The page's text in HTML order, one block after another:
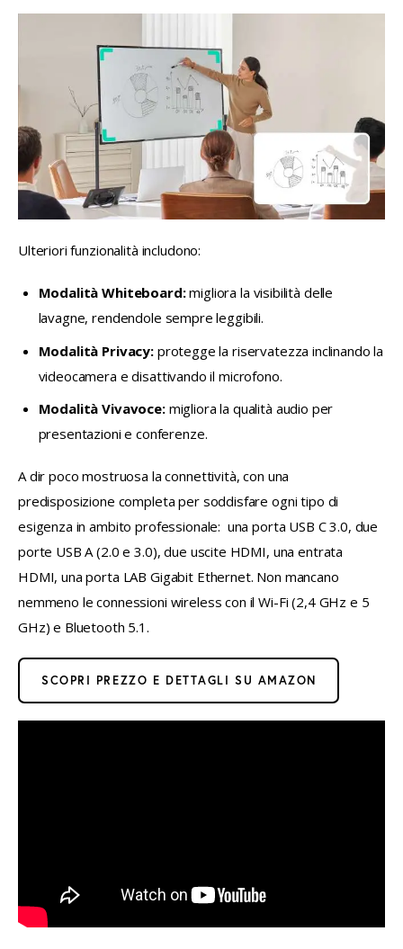
Ulteriori funzionalità includono:
Modalità Whiteboard:migliora la visibilità delle
lavagne, rendendole sempre leggibili.
Modalità Privacy:protegge la riservatezza inclinando la
videocamera e disattivando il microfono.
Modalità Vivavoce:migliora la qualità audio per
presentazioni e conferenze.
A dir poco mostruosa la connettività, con una
predisposizione completa per soddisfare ogni tipo di
esigenza in ambito professionale:  una porta USB C 3.0, due
porte USB A (2.0 e 3.0), due uscite HDMI, una entrata
HDMI, una porta LAB Gigabit Ethernet. Non mancano
nemmeno le connessioni wireless con il Wi-Fi (2,4 GHz e 5
GHz) e Bluetooth 5.1.
SCOPRI PREZZO E DETTAGLI SU AMAZON